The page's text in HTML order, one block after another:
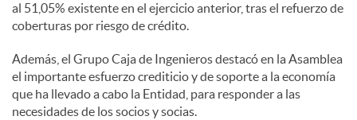
al 51,05% existente en el ejercicio anterior, tras el refuerzo de
coberturas por riesgo de crédito.
Además, el Grupo Caja de Ingenieros destacó en la Asamblea
el importante esfuerzo crediticio y de soporte a la economía
que ha llevado a cabo la Entidad, para responder a las
necesidades de los socios y socias.